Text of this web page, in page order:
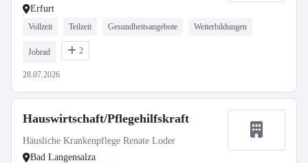
Erfurt
Vollzeit Teilzeit Gesundheitsangebote Weiterbildungen
Jobrad 2
28.07.2026
Hauswirtschaft/Pflegehilfskraft
Häusliche Krankenpflege Renate Loder
Bad Langensalza